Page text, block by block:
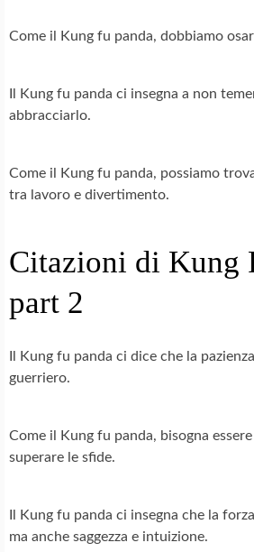
Come il Kung fu panda, dobbiamo
Il Kung fu panda ci insegna a non
abbracciarlo.
Come il Kung fu panda, possiamo
tra lavoro e divertimento.
Citazioni di Kung
part 2
Il Kung fu panda ci dice che la
guerriero.
Come il Kung fu panda, bisogna
superare le sfide.
Il Kung fu panda ci insegna che la
ma anche saggezza e intuizione.